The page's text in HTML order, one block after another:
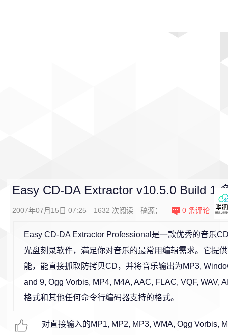
Easy CD-DA Extractor v10.5.0 Build 1
2007年07月15日 07:25 1632 次阅读 稿源： 0 条评论
Easy CD-DA Extractor Professional是一款优秀的音乐
光盘刻录软件，满足你对音乐的最常用编辑需求。它提
能，能直接抓取防拷贝CD，并将音乐输出为MP3,
and 9, Ogg Vorbis, MP4, M4A, AAC, FLAC, VQF, WAV,
格式和其他任何命令行编码器支持的格式。
对直接输入的MP1, MP2, MP3, WMA, Ogg Vorbis,